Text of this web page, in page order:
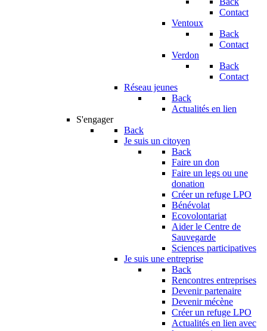
Contact
Ventoux
Back
Contact
Verdon
Back
Contact
Réseau jeunes
Back
Actualités en lien
S'engager
Back
Je suis un citoyen
Back
Faire un don
Faire un legs ou une
donation
Créer un refuge LPO
Bénévolat
Ecovolontariat
Aider le Centre de
Sauvegarde
Sciences participatives
Je suis une entreprise
Back
Rencontres entreprises
Devenir partenaire
Devenir mécène
Créer un refuge LPO
Actualités en lien avec